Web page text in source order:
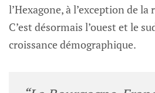
l’Hexagone, à l’exception de
C’est désormais l’ouest et le
croissance démographique.